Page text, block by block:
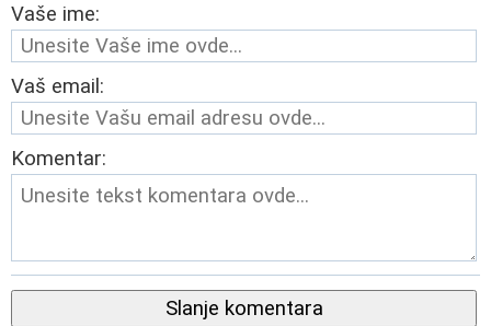
Vaše ime:
Vaš email:
Komentar:
Slanje komentara